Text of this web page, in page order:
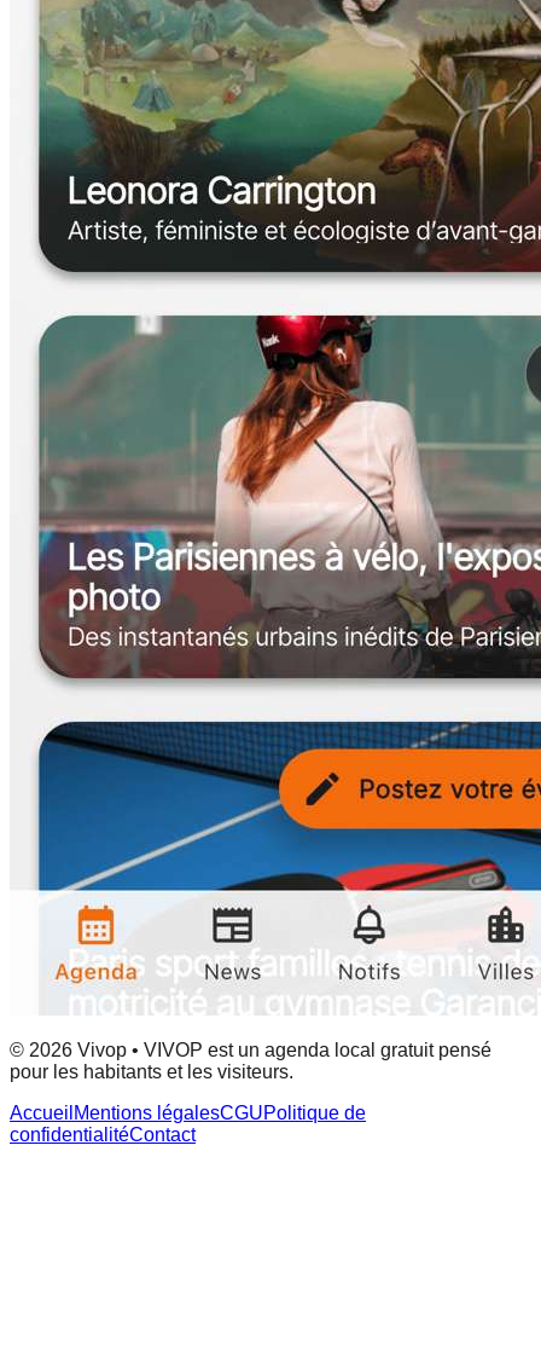
© 2026 Vivop • VIVOP est un agenda local gratuit pensé
pour les habitants et les visiteurs.
Accueil Mentions légalesCGUPolitique de
confidentialitéContact